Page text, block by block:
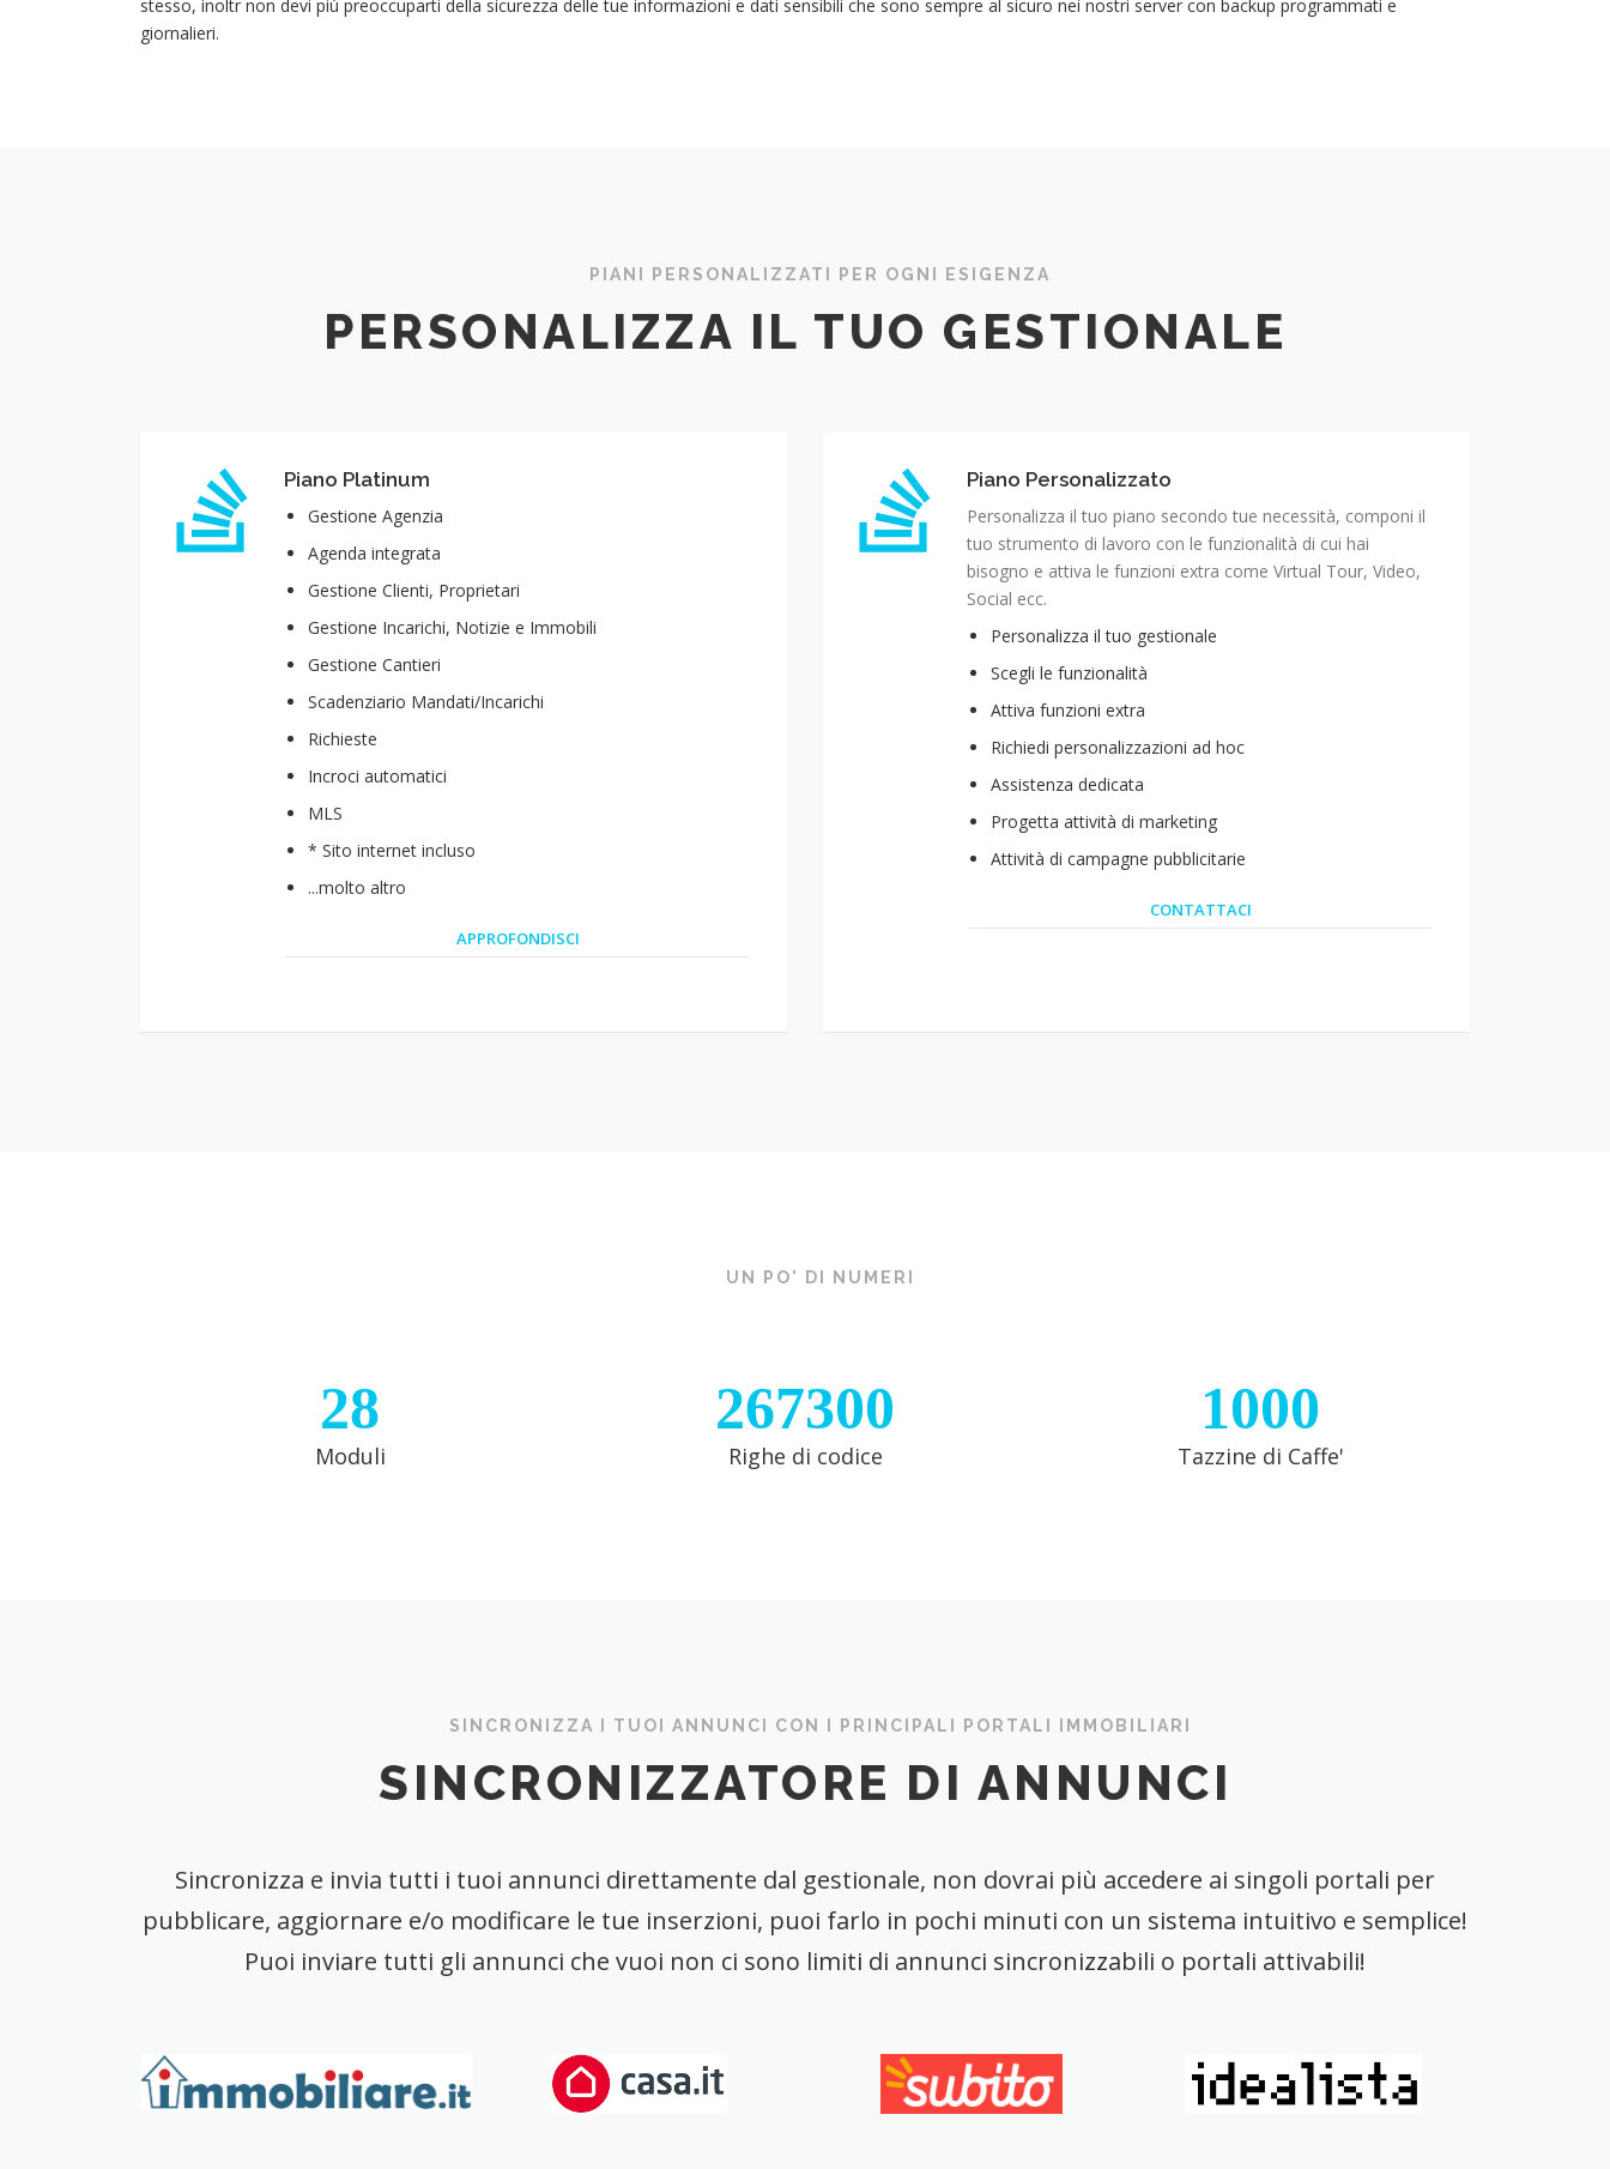
stesso, inoltr non devi più preoccuparti della sicurezza delle tue informazioni e dati sensibili che sono sempre al sicuro nei nostri server con backup programmati e
giornalieri.
PIANI PERSONALIZZATI PER OGNI ESIGENZA
PERSONALIZZA IL TUO GESTIONALE
Piano Platinum
Gestione Agenzia
Agenda integrata
Gestione Clienti, Proprietari
Gestione Incarichi, Notizie e Immobili
Gestione Cantieri
Scadenziario Mandati/Incarichi
Richieste
Incroci automatici
MLS
* Sito internet incluso
...molto altro
APPROFONDISCI
Piano Personalizzato
Personalizza il tuo piano secondo tue necessità, componi il
tuo strumento di lavoro con le funzionalità di cui hai
bisogno e attiva le funzioni extra come Virtual Tour, Video,
Social ecc.
Personalizza il tuo gestionale
Scegli le funzionalità
Attiva funzioni extra
Richiedi personalizzazioni ad hoc
Assistenza dedicata
Progetta attività di marketing
Attività di campagne pubblicitarie
CONTATTACI
UN PO' DI NUMERI
28
Moduli
267300
Righe di codice
1000
Tazzine di Caffe'
SINCRONIZZA I TUOI ANNUNCI CON I PRINCIPALI PORTALI IMMOBILIARI
SINCRONIZZATORE DI ANNUNCI
Sincronizza e invia tutti i tuoi annunci direttamente dal gestionale, non dovrai più accedere ai singoli portali per
pubblicare, aggiornare e/o modificare le tue inserzioni, puoi farlo in pochi minuti con un sistema intuitivo e semplice!
Puoi inviare tutti gli annunci che vuoi non ci sono limiti di annunci sincronizzabili o portali attivabili!